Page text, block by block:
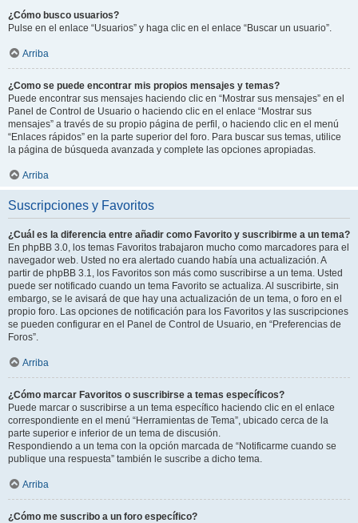
¿Cómo busco usuarios?
Pulse en el enlace “Usuarios” y haga clic en el enlace “Buscar un usuario”.
Arriba
¿Como se puede encontrar mis propios mensajes y temas?
Puede encontrar sus mensajes haciendo clic en “Mostrar sus mensajes” en el
Panel de Control de Usuario o haciendo clic en el enlace “Mostrar sus
mensajes” a través de su propio página de perfil, o haciendo clic en el menú
“Enlaces rápidos” en la parte superior del foro. Para buscar sus temas, utilice
la página de búsqueda avanzada y complete las opciones apropiadas.
Arriba
Suscripciones y Favoritos
¿Cuál es la diferencia entre añadir como Favorito y suscribirme a un tema?
En phpBB 3.0, los temas Favoritos trabajaron mucho como marcadores para el
navegador web. Usted no era alertado cuando había una actualización. A
partir de phpBB 3.1, los Favoritos son más como suscribirse a un tema. Usted
puede ser notificado cuando un tema Favorito se actualiza. Al suscribirte, sin
embargo, se le avisará de que hay una actualización de un tema, o foro en el
propio foro. Las opciones de notificación para los Favoritos y las suscripciones
se pueden configurar en el Panel de Control de Usuario, en “Preferencias de
Foros”.
Arriba
¿Cómo marcar Favoritos o suscribirse a temas específicos?
Puede marcar o suscribirse a un tema específico haciendo clic en el enlace
correspondiente en el menú “Herramientas de Tema”, ubicado cerca de la
parte superior e inferior de un tema de discusión.
Respondiendo a un tema con la opción marcada de “Notificarme cuando se
publique una respuesta” también le suscribe a dicho tema.
Arriba
¿Cómo me suscribo a un foro específico?